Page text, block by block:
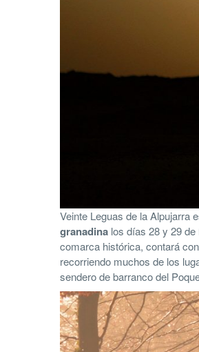
Veinte Leguas de la Alpujarra
granadina los días 28 y 29
comarca histórica, contará
recorriendo muchos de los
sendero de barranco del